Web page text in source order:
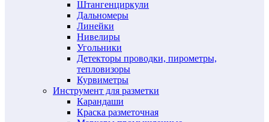
Штангенциркули
Дальномеры
Линейки
Нивелиры
Угольники
Детекторы проводки, пирометры,
тепловизоры
Курвиметры
Инструмент для разметки
Карандаши
Краска разметочная